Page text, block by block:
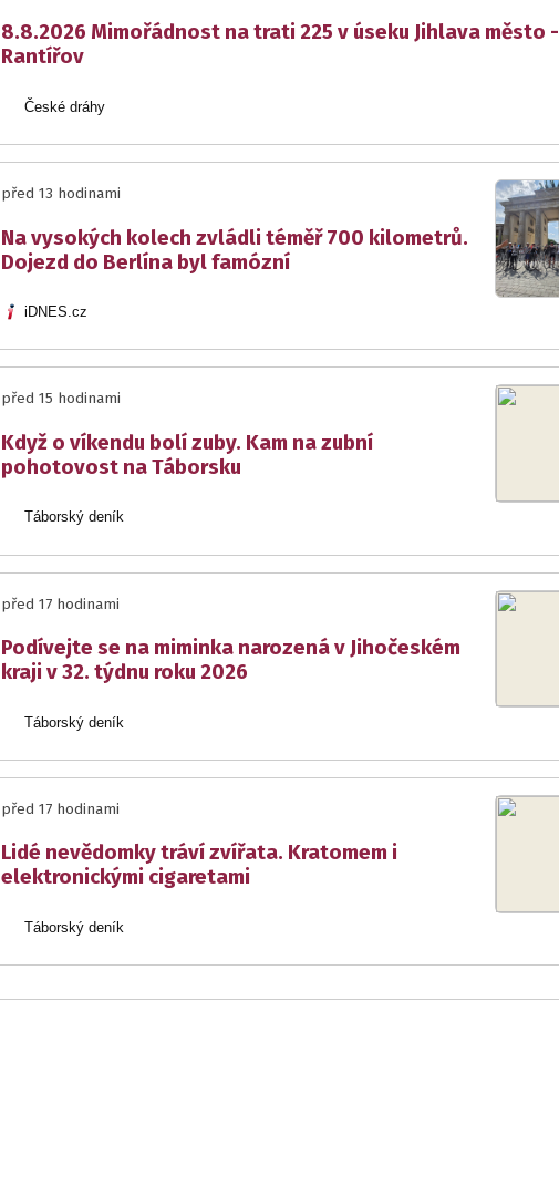
8.8.2026 Mimořádnost na trati 225 v úseku Jihlava město -
Rantířov
České dráhy
před 13 hodinami
Na vysokých kolech zvládli téměř 700 kilometrů.
Dojezd do Berlína byl famózní
iDNES.cz
před 15 hodinami
Když o víkendu bolí zuby. Kam na zubní
pohotovost na Táborsku
Táborský deník
před 17 hodinami
Podívejte se na miminka narozená v Jihočeském
kraji v 32. týdnu roku 2026
Táborský deník
před 17 hodinami
Lidé nevědomky tráví zvířata. Kratomem i
elektronickými cigaretami
Táborský deník